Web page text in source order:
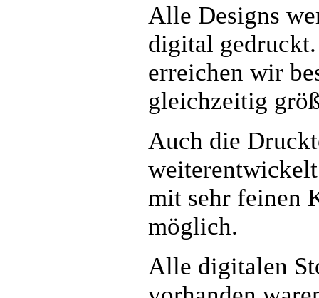
Alle Designs
digital
erreichen wir
gleichzeitig
Auch die
mit sehr feinen
möglich.
Alle digitalen